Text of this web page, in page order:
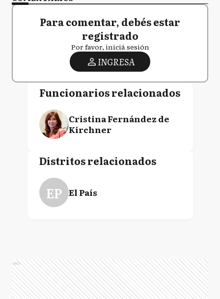
Para comentar, debés estar
registrado
Por favor, iniciá sesión
INGRESA
Funcionarios relacionados
Cristina Fernández de
Kirchner
Distritos relacionados
EP El País
Ads